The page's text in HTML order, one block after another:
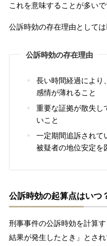
これを意味することが多いで
公訴時効の存在理由として
公訴時効の存在理由
長い時間経過により
感情が薄れること
重要な証拠が散失し
いこと
一定期間追訴されて
被疑者の地位安定を
公訴時効の起算点はいつ
刑事事件の公訴時効を計算
結果が発生したとき」とさ